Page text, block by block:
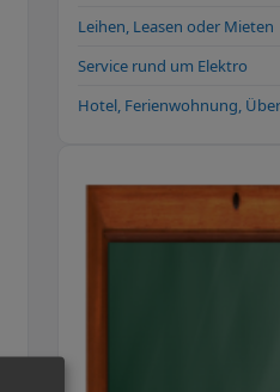
Leihen, Leasen oder Mieten
Service rund um Elektro
Hotel, Ferienwohnung,